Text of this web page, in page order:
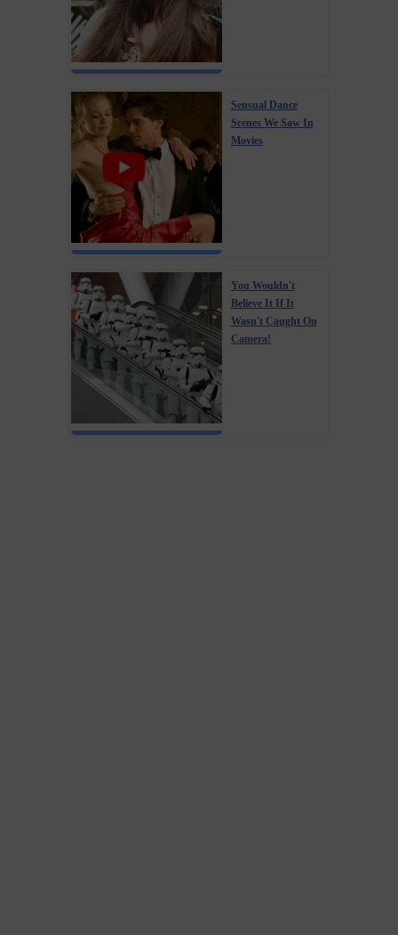
Sensual Dance
Scenes We Saw In
Movies
You Wouldn't
Believe It If It
Wasn't Caught On
Camera!